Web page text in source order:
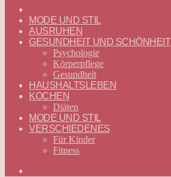
—
DEUTSCH
MODE UND STIL
AUSRUHEN
GESUNDHEIT UND SCHÖNHEIT
Psychologie
Körperpflege
Gesundheit
HAUSHALTSLEBEN
KOCHEN
Diäten
MODE UND STIL
VERSCHIEDENES
Für Kinder
Fitness